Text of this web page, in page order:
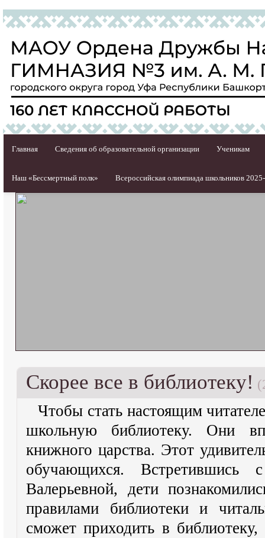
Главная Сведения об образовательной организации Ученикам
Наш «Бессмертный полк» Всероссийская олимпиада школьников
Скорее все в библиотеку!
Чтобы стать настоящим
школьную библиотеку. Они
книжного царства. Этот
обучающихся. Встретившись
Валерьевной, дети
правилами библиотеки и
сможет приходить в